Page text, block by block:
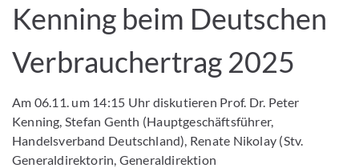
Kenning beim Deutschen
Verbrauchertrag 2025
Am 06.11. um 14:15 Uhr diskutieren Prof. Dr. Peter
Kenning, Stefan Genth (Hauptgeschäftsführer,
Handelsverband Deutschland), Renate Nikolay (Stv.
Generaldirektorin, Generaldirektion